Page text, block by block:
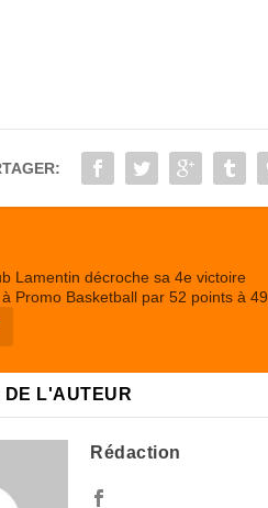
d
o
er
Lamentin décroche sa 4e victoire
Promo Basketball par 52 points à 49.
DE L'AUTEUR
Rédaction